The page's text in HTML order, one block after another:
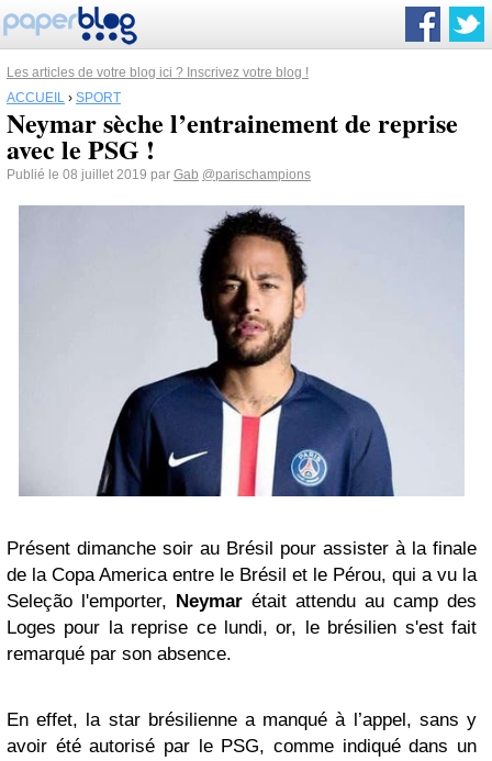
Les articles de votre blog ici ? Inscrivez votre blog !
ACCUEIL › SPORT
Neymar sèche l’entrainement de reprise
avec le PSG !
Publié le 08 juillet 2019 par Gab @parischampions
Présent dimanche soir au Brésil pour assister à la finale
de la Copa America entre le Brésil et le Pérou, qui a vu la
Seleção l'emporter, Neymar était attendu au camp des
Loges pour la reprise ce lundi, or, le brésilien s'est fait
remarqué par son absence.
En effet, la star brésilienne a manqué à l’appel, sans y
avoir été autorisé par le PSG, comme indiqué dans un